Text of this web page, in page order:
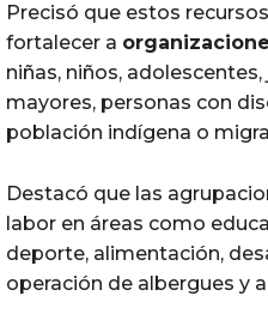
Precisó que estos
fortalecer a
niñas, niños,
mayores, personas con
población indígena o
Destacó que las
labor en áreas como
deporte, alimentación,
operación de albergues y